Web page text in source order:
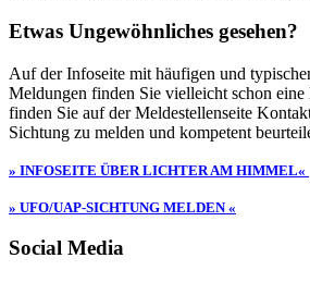
Etwas Ungewöhnliches gesehen?
Auf der Infoseite mit häufigen und
Meldungen finden Sie vielleicht schon eine
finden Sie auf der Meldestellenseite
Sichtung zu melden und kompetent
» INFOSEITE ÜBER LICHTER AM HIMMEL«
» UFO/UAP-SICHTUNG MELDEN «
Social Media